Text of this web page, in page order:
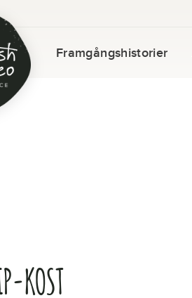
Framgångshistorier
KOST